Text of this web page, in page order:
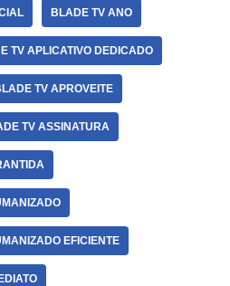
BLADE TV ANO
TV APLICATIVO DEDICADO
TV APROVEITE
TV ASSINATURA
EFICIENTE